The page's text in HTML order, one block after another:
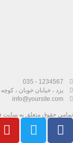
1234567 - 035
یزد ، خیابان خوبان ،
info@yoursite.com
تمامی حقوق متعلق به